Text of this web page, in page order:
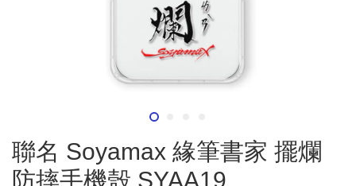
聯名 Soyamax 緣筆書家 擺爛
防摔手機殼 SYAA19